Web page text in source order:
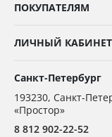
ПОКУПАТЕЛЯМ
ЛИЧНЫЙ КАБИНЕТ
Санкт-Петербург
193230, Санкт-
«Простор»
8 812 902-22-52